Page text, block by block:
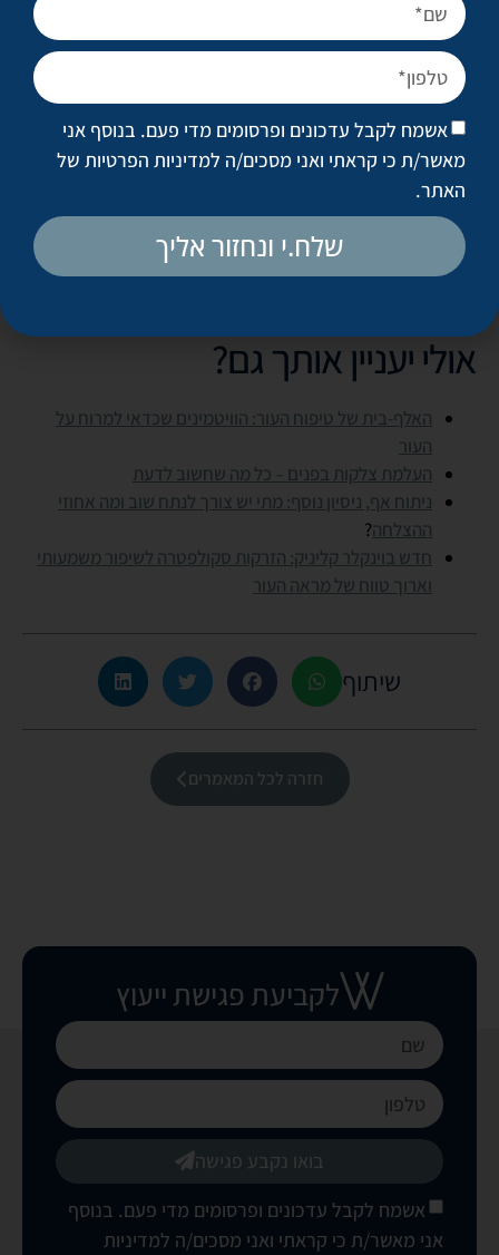
להסתיר את הצלקת באזור קו השיער, והחיסרון שלה הוא שהתוצאה
שלה בדרך כלל מחזיקה מעמד לזמן קצר יותר מאשר הרמת הגבה
הישירה.
שיטה זעיר פולשנית שבה נעשה
שימוש באנדוסקופ, שבקצהו מותקנת מצלמה. האנדוסקופ מוחדר
מתחת לעור דרך כמה חתכים זעירים מאחורי קו השיער, והוא משמש
להזזת הרקמות למקומן הרצוי. היתרון המשמעותי של השיטה הזאת
הוא, שהיא לא מותירה צלקות משמעותיות כלל, אבל החיסרון הוא
שאם יש יש עודפי עור משמעותיים, אפשר יהיה לסלק אותם רק דרך
אולי יעניין אותך גם?
האלף-בית של טיפוח העור: הוויטמינים שכדאי למרוח על
העור
העלמת צלקות בפנים – כל מה שחשוב לדעת
ניתוח אף, ניסיון נוסף: מתי יש צורך לנתח שוב ומה אחוזי
ההצלחה?
חדש בוינקלר קליניק: הזרקות סקולפטרה לשיפור משמעותי
וארוך טווח של מראה העור
שיתוף
חזרה לכל המאמרים
לקביעת פגישת ייעוץ
אשמח לקבל עדכונים ופרסומים מדי פעם. בנוסף
אני מאשר/ת כי קראתי ואני מסכים/ה למדיניות
בואו נקבע פגישה
אשמח לקבל עדכונים ופרסומים מדי פעם. בנוסף אני
מאשר/ת כי קראתי ואני מסכים/ה למדיניות הפרטיות של
האתר.
שלח.י ונחזור אליך